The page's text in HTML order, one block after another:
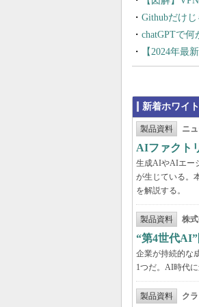
Githubだけ
chatGPTで
【2024年最
新着ホワイ
製品資料 ニ
AIファクト
生成AIやAIエー
が生じている。
を解説する。
製品資料 株
“第4世代
企業が持続的な
1つだ。AI時代
製品資料 ク